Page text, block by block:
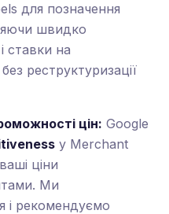
для позначення
швидко
ставки на
реструктуризації
цін: Google
у Merchant
ціни
Ми
рекомендуємо